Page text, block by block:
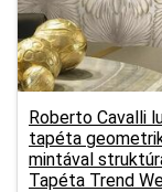
Roberto Cavalli
tapéta
mintával
Tapéta Trend